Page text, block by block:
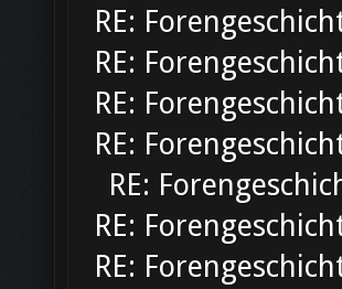
RE:
RE:
RE:
RE:
RE:
RE:
RE: